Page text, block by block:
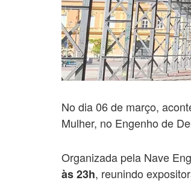
No dia 06 de março,
Mulher, no Engenho de
Organizada pela Nave
às 23h, reunindo